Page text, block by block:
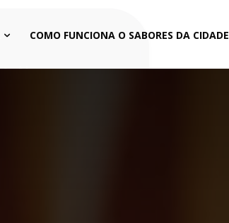
COMO FUNCIONA O SABORES DA CIDADE